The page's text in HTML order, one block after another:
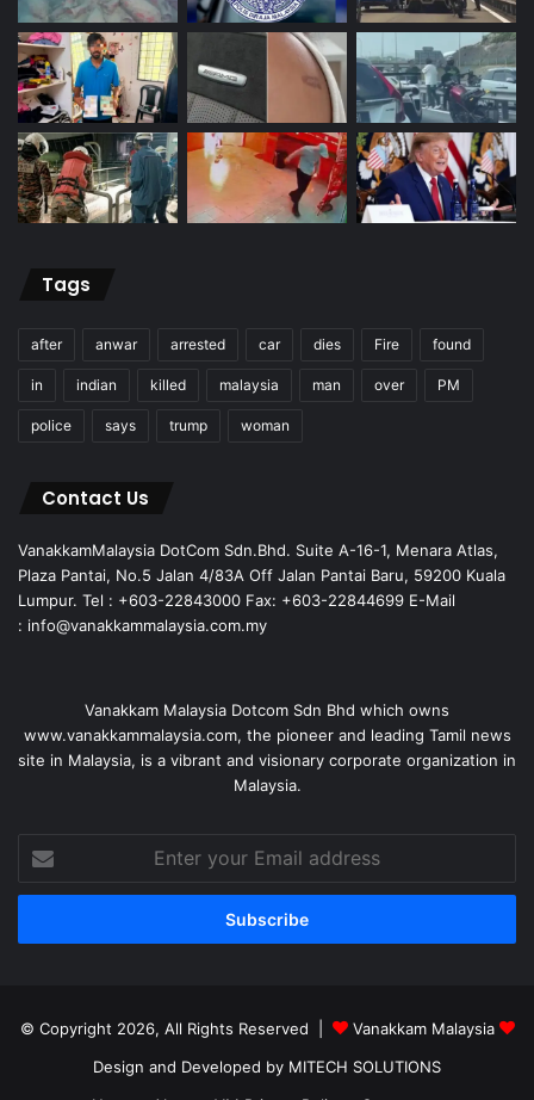
Tags
after anwar arrested car dies Fire found
in indian killed malaysia man over PM
police says trump woman
Contact Us
VanakkamMalaysia DotCom Sdn.Bhd. Suite A-16-1, Menara Atlas,
Plaza Pantai, No.5 Jalan 4/83A Off Jalan Pantai Baru, 59200 Kuala
Lumpur. Tel : +603-22843000 Fax: +603-22844699 E-Mail
: info@vanakkammalaysia.com.my
Vanakkam Malaysia Dotcom Sdn Bhd which owns
www.vanakkammalaysia.com, the pioneer and leading Tamil news
site in Malaysia, is a vibrant and visionary corporate organization in
Malaysia.
your
Email
© Copyright 2026, All Rights Reserved |
Vanakkam Malaysia
Design and Developed by MITECH SOLUTIONS